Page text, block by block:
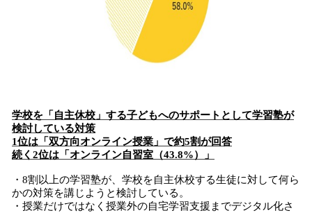
学校を「自主休校」する子どもへのサポートとして学習塾が
検討している対策
1位は 「双方向オンライン授業」 で約5割が回答
続く2位は 「オンライン自習室 （43.8%）」
・8割以上の学習塾が、学校を自主休校する生徒に対して何ら
かの対策を講じようと検討している。
・授業だけではなく授業外の自宅学習支援までデジタル化さ